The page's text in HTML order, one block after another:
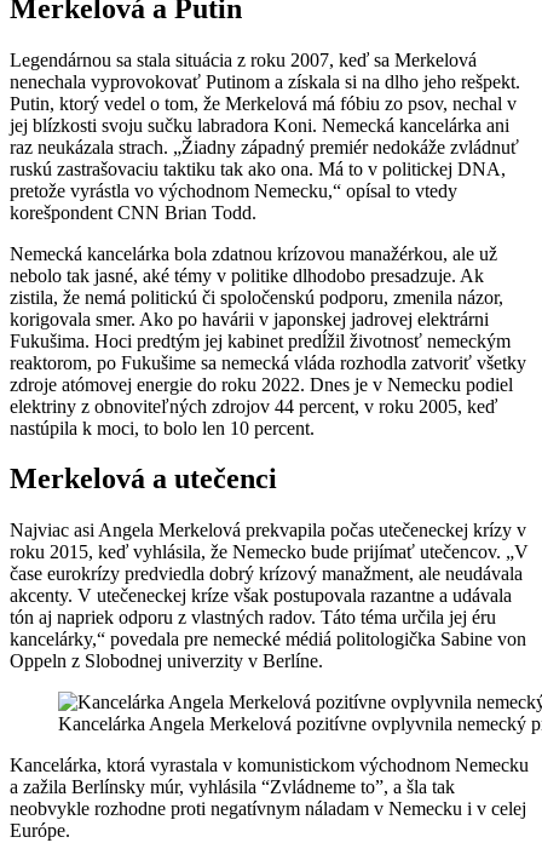
Merkelová a Putin
Legendárnou sa stala situácia z roku 2007, keď sa Merkelová
nenechala vyprovokovať Putinom a získala si na dlho jeho rešpekt.
Putin, ktorý vedel o tom, že Merkelová má fóbiu zo psov, nechal v
jej blízkosti svoju sučku labradora Koni. Nemecká kancelárka ani
raz neukázala strach. „Žiadny západný premiér nedokáže zvládnuť
ruskú zastrašovaciu taktiku tak ako ona. Má to v politickej DNA,
pretože vyrástla vo východnom Nemecku,“ opísal to vtedy
korešpondent CNN Brian Todd.
Nemecká kancelárka bola zdatnou krízovou manažérkou, ale už
nebolo tak jasné, aké témy v politike dlhodobo presadzuje. Ak
zistila, že nemá politickú či spoločenskú podporu, zmenila názor,
korigovala smer. Ako po havárii v japonskej jadrovej elektrárni
Fukušima. Hoci predtým jej kabinet predĺžil životnosť nemeckým
reaktorom, po Fukušime sa nemecká vláda rozhodla zatvoriť všetky
zdroje atómovej energie do roku 2022. Dnes je v Nemecku podiel
elektriny z obnoviteľných zdrojov 44 percent, v roku 2005, keď
nastúpila k moci, to bolo len 10 percent.
Merkelová a utečenci
Najviac asi Angela Merkelová prekvapila počas utečeneckej krízy v
roku 2015, keď vyhlásila, že Nemecko bude prijímať utečencov. „V
čase eurokrízy predviedla dobrý krízový manažment, ale neudávala
akcenty. V utečeneckej kríze však postupovala razantne a udávala
tón aj napriek odporu z vlastných radov. Táto téma určila jej éru
kancelárky,“ povedala pre nemecké médiá politologička Sabine von
Oppeln z Slobodnej univerzity v Berlíne.
Kancelárka Angela Merkelová pozitívne ovplyvnila
Kancelárka, ktorá vyrastala v komunistickom východnom Nemecku
a zažila Berlínsky múr, vyhlásila “Zvládneme to”, a šla tak
neobvykle rozhodne proti negatívnym náladam v Nemecku i v celej
Európe.